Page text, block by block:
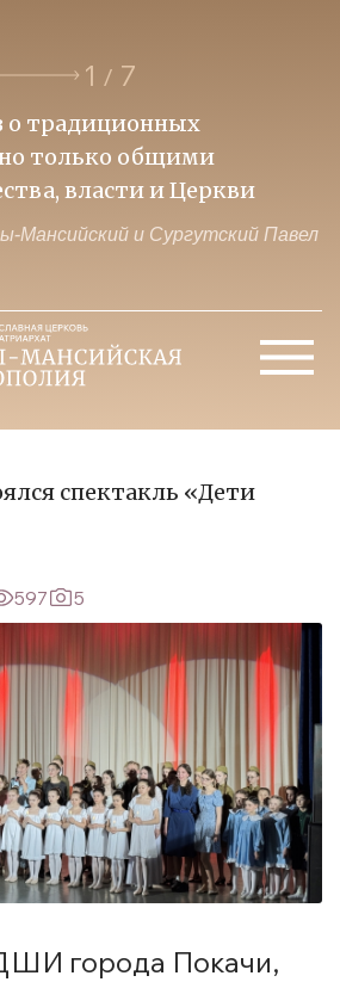
1 / 7
о традиционных
только общими
власти и Церкви
и Сургутский Павел
спектакль «Дети
597 5
города Покачи,